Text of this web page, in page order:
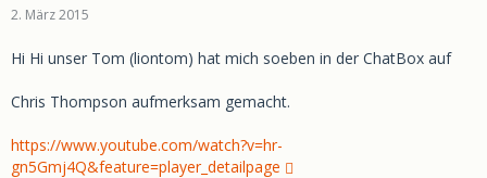
2. März 2015
Hi Hi unser Tom (liontom) hat mich soeben in der ChatBox auf
Chris Thompson aufmerksam gemacht.
https://www.youtube.com/watch?v=hr-
gn5Gmj4Q&feature=player_detailpage